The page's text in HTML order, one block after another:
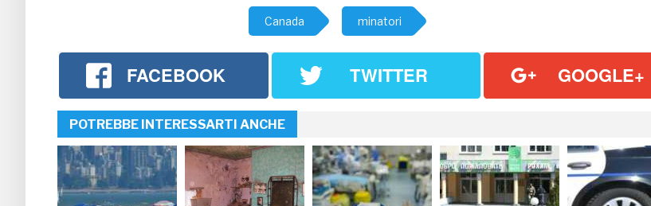
Canada minatori
FACEBOOK TWITTER GOOGLE+
POTREBBE INTERESSARTI ANCHE